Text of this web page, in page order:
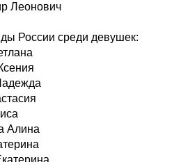
Леонович
России среди девушек:
Алина